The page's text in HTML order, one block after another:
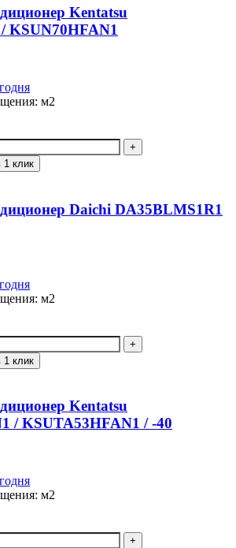
Kentatsu
KSUN70HFAN1
м2
1 клик
Daichi DA35BLMS1R1
м2
1 клик
Kentatsu
/ KSUTA53HFAN1 / -40
м2